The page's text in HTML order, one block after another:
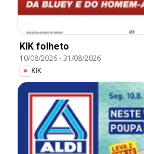
KIK folheto
10/08/2026-31/08/2026
KIK